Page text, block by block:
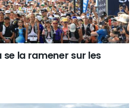
se la ramener sur les